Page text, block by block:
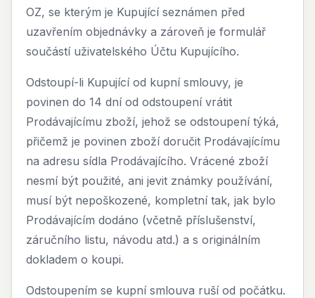
OZ, se kterým je Kupující seznámen před
uzavřením objednávky a zároveň je formulář
součástí uživatelského Účtu Kupujícího.
Odstoupí-li Kupující od kupní smlouvy, je
povinen do 14 dní od odstoupení vrátit
Prodávajícímu zboží, jehož se odstoupení týká,
přičemž je povinen zboží doručit Prodávajícímu
na adresu sídla Prodávajícího. Vrácené zboží
nesmí být použité, ani jevit známky používání,
musí být nepoškozené, kompletní tak, jak bylo
Prodávajícím dodáno (včetně příslušenství,
záručního listu, návodu atd.) a s originálním
dokladem o koupi.
Odstoupením se kupní smlouva ruší od počátku.